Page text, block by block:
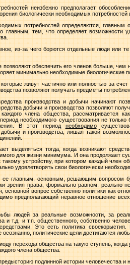
неизбежно предполагает
биологически необходимых потребностей
потребностей определяются,
тем, что определяет возможности
из-за чего борются отдельные люди или
позволяют обеспечить его членов больше,
минимально необходимые биологические
живут частично или полностью за
позволяют получать предметы
производства и добычи начинают
добычи и производства позволяют
члена общества, рассматривается
необходимого существования не
В этот период необходимо
и производства, лишая такой
выделяться тогда, когда возникают
для жизни минимума. И она продолжает
такому устройству, при котором каждый
удовлетворять свои биологически
ее главным, основным, решающим вопросом
зрения права, формально равном, реально
вопрос собственно политики как
предполагающий неравное отношение
людей за реальные возможности, за
и т.д. и т.п. общественного, собственно
Это есть политика
политические цели достигаются
перехода общества на такую ступень, когда
члена общества.
подлинной истории человечества и